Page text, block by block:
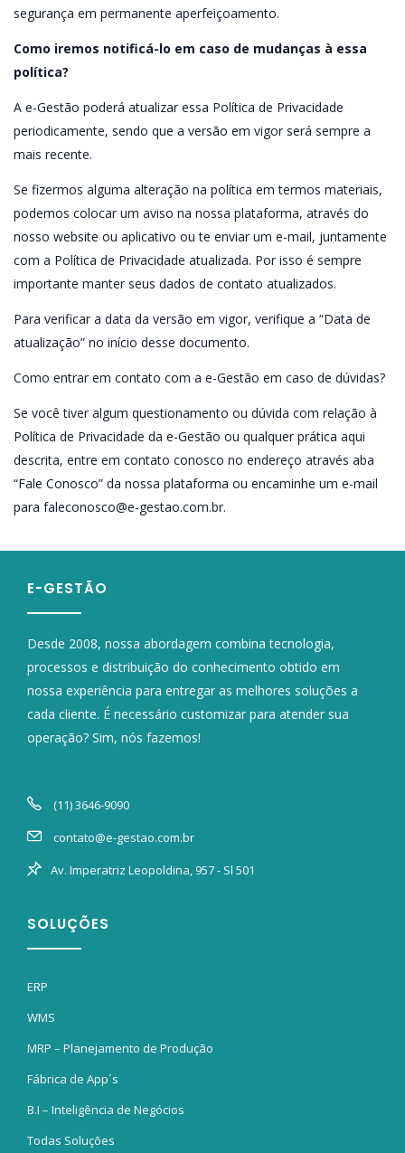
segurança em permanente aperfeiçoamento.
Como iremos notificá-lo em caso de mudanças à essa
política?
A e-Gestão poderá atualizar essa Política de Privacidade
periodicamente, sendo que a versão em vigor será sempre a
mais recente.
Se fizermos alguma alteração na política em termos materiais,
podemos colocar um aviso na nossa plataforma, através do
nosso website ou aplicativo ou te enviar um e-mail, juntamente
com a Política de Privacidade atualizada. Por isso é sempre
importante manter seus dados de contato atualizados.
Para verificar a data da versão em vigor, verifique a “Data de
atualização” no início desse documento.
Como entrar em contato com a e-Gestão em caso de dúvidas?
Se você tiver algum questionamento ou dúvida com relação à
Política de Privacidade da e-Gestão ou qualquer prática aqui
descrita, entre em contato conosco no endereço através aba
“Fale Conosco” da nossa plataforma ou encaminhe um e-mail
para faleconosco@e-gestao.com.br.
E-GESTÃO
Desde 2008, nossa abordagem combina tecnologia,
processos e distribuição do conhecimento obtido em
nossa experiência para entregar as melhores soluções a
cada cliente. É necessário customizar para atender sua
operação? Sim, nós fazemos!
(11) 3646-9090
contato@e-gestao.com.br
Av. Imperatriz Leopoldina, 957 - Sl 501
SOLUÇÕES
ERP
WMS
MRP – Planejamento de Produção
Fábrica de App´s
B.I – Inteligência de Negócios
Todas Soluções